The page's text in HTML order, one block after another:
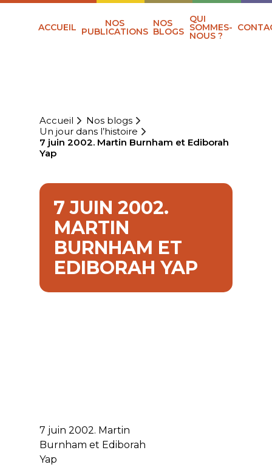
ACCUEIL NOS
PUBLICATIONS
NOS
BLOGS
QUI
SOMMES-
NOUS ?
Accueil
Nos blogs
Un jour dans l’histoire
7 juin 2002. Martin Burnham et Ediborah
Yap
7 JUIN 2002.
MARTIN
BURNHAM ET
EDIBORAH YAP
7 juin 2002. Martin
Burnham et Ediborah
Yap